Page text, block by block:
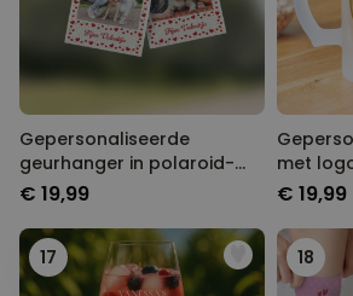
Gepersonaliseerde
geurhanger in polaroid-
look met hartjes set van 2
€ 19,99
met
€ 19,99
17 18